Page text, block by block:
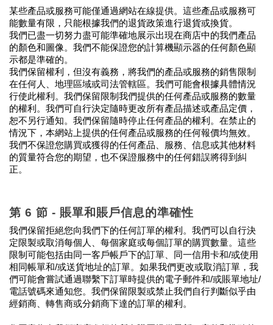
某些產品或服務可能僅通過網站在線提供。這些產品或服務可
能數量有限，只能根據我們的退貨政策進行退貨或換貨。
我們已盡一切努力盡可能準確地展示出現在商店中的我們產品
的顏色和圖像。我們不能保證您的計算機顯示器的任何顏色顯
示都是準確的。
我們保留權利，但沒有義務，將我們的產品或服務的銷售限制
在任何人、地理區域或司法管轄區。我們可能會根據具體情況
行使此權利。我們保留限制我們提供的任何產品或服務的數量
的權利。我們可自行決定隨時更改所有產品描述或產品定價，
恕不另行通知。我們保留隨時停止任何產品的權利。在禁止的
情況下，本網站上提供的任何產品或服務的任何報價均無效。
我們不保證您購買或獲得的任何產品、服務、信息或其他材料
的質量符合您的期望，也不保證服務中的任何錯誤將得到糾
正。
第 6 節 - 賬單和賬戶信息的準確性
我們保留拒絕您向我們下的任何訂單的權利。我們可以自行決
定限製或取消每個人、每個家庭或每個訂單的購買數量。這些
限制可能包括由同一客戶帳戶下的訂單、同一信用卡和/或使用
相同帳單和/或送貨地址的訂單。如果我們更改或取消訂單，我
們可能會嘗試通過聯繫下訂單時提供的電子郵件和/或賬單地址/
電話號碼來通知您。我們保留限製或禁止我們自行判斷似乎由
經銷商、轉售商或分銷商下達的訂單的權利。